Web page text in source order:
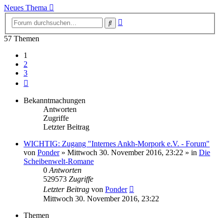
Neues Thema
Suche
57 Themen
1
2
3
Bekanntmachungen
Antworten
Zugriffe
Letzter Beitrag
WICHTIG: Zugang "Internes Ankh-Morpork e.V. - Forum"
von Ponder» Mittwoch 30. November 2016, 23:22 » in Die
Scheibenwelt-Romane
0 Antworten
529573 Zugriffe
Letzter Beitrag von Ponder
Mittwoch 30. November 2016, 23:22
Themen